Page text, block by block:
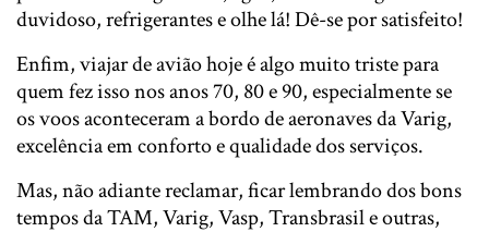
duvidoso, refrigerantes e olhe lá! Dê-se por satisfeito!
Enfim, viajar de avião hoje é algo muito triste para
quem fez isso nos anos 70, 80 e 90, especialmente se
os voos aconteceram a bordo de aeronaves da Varig,
excelência em conforto e qualidade dos serviços.
Mas, não adiante reclamar, ficar lembrando dos bons
tempos da TAM, Varig, Vasp, Transbrasil e outras,